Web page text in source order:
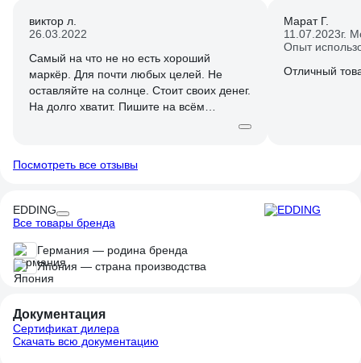
виктор л.
26.03.2022
Самый на что не но есть хороший
маркёр. Для почти любых целей. Не
оставляйте на солнце. Стоит своих денег.
На долго хватит. Пишите на всём
Марат Г.
11.07.2023г.
Опыт
Отличный
Посмотреть все отзывы
EDDING
Все товары бренда
Германия — родина бренда
Япония — страна производства
Документация
Сертификат дилера
Скачать всю документацию